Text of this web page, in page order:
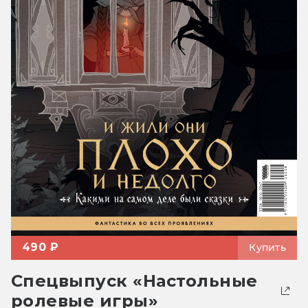
490 ₽ Купить
Спецвыпуск «Настольные
ролевые игры»